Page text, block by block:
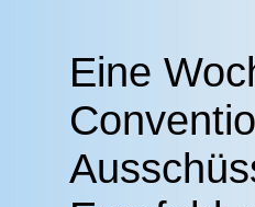
Eine